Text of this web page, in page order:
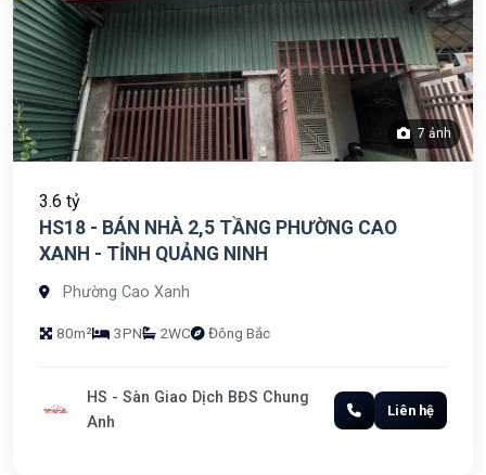
7 ảnh
3.6 tỷ
HS18 - BÁN NHÀ 2,5 TẦNG PHƯỜNG CAO
XANH - TỈNH QUẢNG NINH
Phường Cao Xanh
80m² 3PN 2WC Đông Bắc
HS - Sàn Giao Dịch BĐS Chung
Anh
Liên hệ